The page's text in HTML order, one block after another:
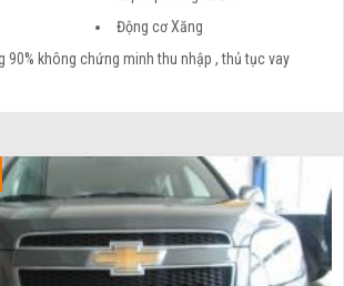
Động cơ Xăng
90% không chứng minh thu nhập , thủ tục vay